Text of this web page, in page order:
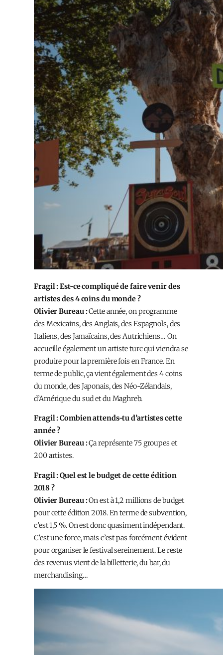
Fragil : Est-ce compliqué de faire venir des
artistes des 4 coins du monde ?
Olivier Bureau :Cette année, on programme
des Mexicains, des Anglais, des Espagnols, des
Italiens, des Jamaïcains, des Autrichiens… On
accueille également un artiste turc qui viendra se
produire pour la première fois en France. En
terme de public, ça vient également des 4 coins
du monde, des Japonais, des Néo-Zélandais,
d’Amérique du sud et du Maghreb.
Fragil : Combien attends-tu d’artistes cette
année ?
Olivier Bureau :Ça représente 75 groupes et
200 artistes.
Fragil : Quel est le budget de cette édition
2018 ?
Olivier Bureau :On est à 1,2 millions de budget
pour cette édition 2018. En terme de subvention,
c’est 1,5 %. On est donc quasiment indépendant.
C’est une force, mais c’est pas forcément évident
pour organiser le festival sereinement. Le reste
des revenus vient de la billetterie, du bar, du
merchandising…